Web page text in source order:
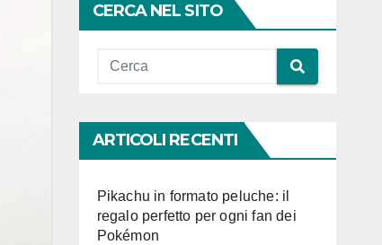
CERCA NEL SITO
ARTICOLI RECENTI
Pikachu in formato peluche: il
regalo perfetto per ogni fan dei
Pokémon